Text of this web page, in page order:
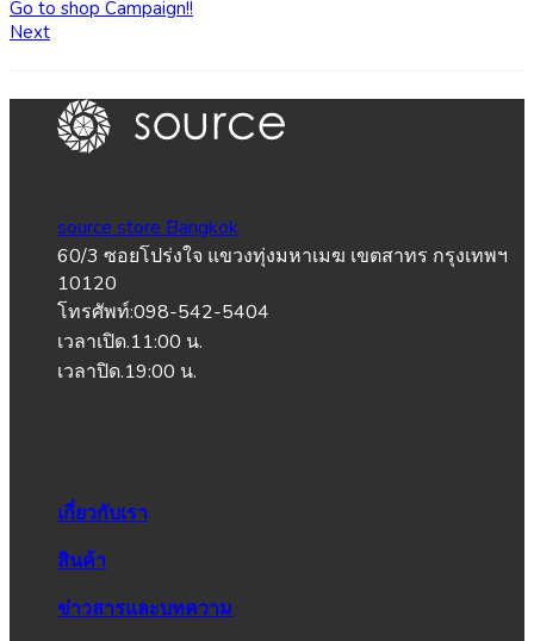
Go to shop Campaign!!
Next
source store Bangkok
60/3 ซอยโปร่งใจ แขวงทุ่งมหาเมฆ เขตสาทร กรุงเทพฯ
10120
โทรศัพท์:098-542-5404
เวลาเปิด.11:00 น.
เวลาปิด.19:00 น.
เกี่ยวกับเรา
สินค้า
ข่าวสารและบทความ